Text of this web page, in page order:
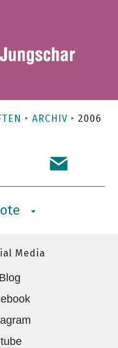
ARCHIV 2006
Media